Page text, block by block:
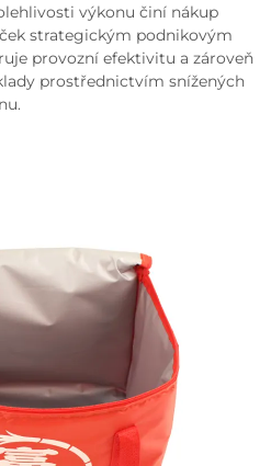
výkonu činí nákup
strategickým podnikovým
provozní efektivitu a zároveň
prostřednictvím snížených